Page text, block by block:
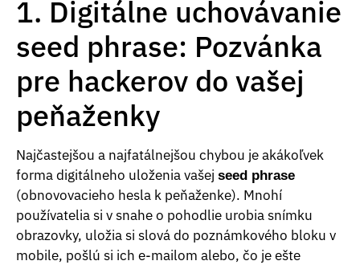
1. Digitálne uchovávanie
seed phrase: Pozvánka
pre hackerov do vašej
peňaženky
Najčastejšou a najfatálnejšou chybou je akákoľvek
forma digitálneho uloženia vašej seed phrase
(obnovovacieho hesla k peňaženke). Mnohí
používatelia si v snahe o pohodlie urobia snímku
obrazovky, uložia si slová do poznámkového bloku v
mobile, pošlú si ich e-mailom alebo, čo je ešte